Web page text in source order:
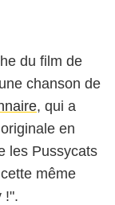
du film de
chanson de
, qui a
en
les Pussycats
même
!".